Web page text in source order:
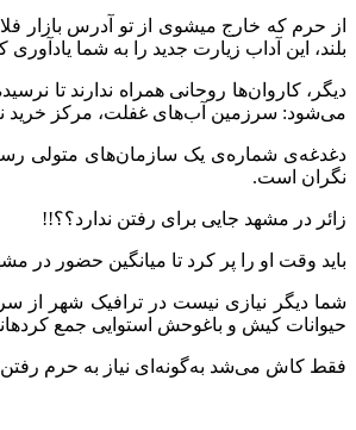
از حرم که خارج میشوی از تو آدرس بازار
بلند، این آداب زیارت جدید را به شما یادآوری
دیگر، کاروان‌ها روحانی همراه ندارند تا
می‌شود: سرزمین آب‌های غفلت، مرکز خرید
دغدغه‌ی شماره‌ی یک سازمان‌های متولی
نگران است.
زائر در مشهد جایی برای رفتن ندارد؟؟!!
باید وقت او را پر کرد تا میانگین حضور در
شما دیگر نیازی نیست در ترافیک شهر از
حیوانات کیش و باغوحش استوایی جمع
فقط کاش می‌شد به‌گونه‌ای نیاز به حرم رفتن